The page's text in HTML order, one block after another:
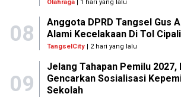
Olahraga| 1 hari yang lalu
08
Anggota DPRD Tangsel Gus
Alami Kecelakaan Di Tol Cipali
TangselCity| 2 hari yang lalu
09
Jelang Tahapan Pemilu 2027,
Gencarkan Sosialisasi
Sekolah